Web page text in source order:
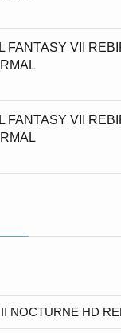
FANTASY VII
FANTASY VII
NOCTURNE HD